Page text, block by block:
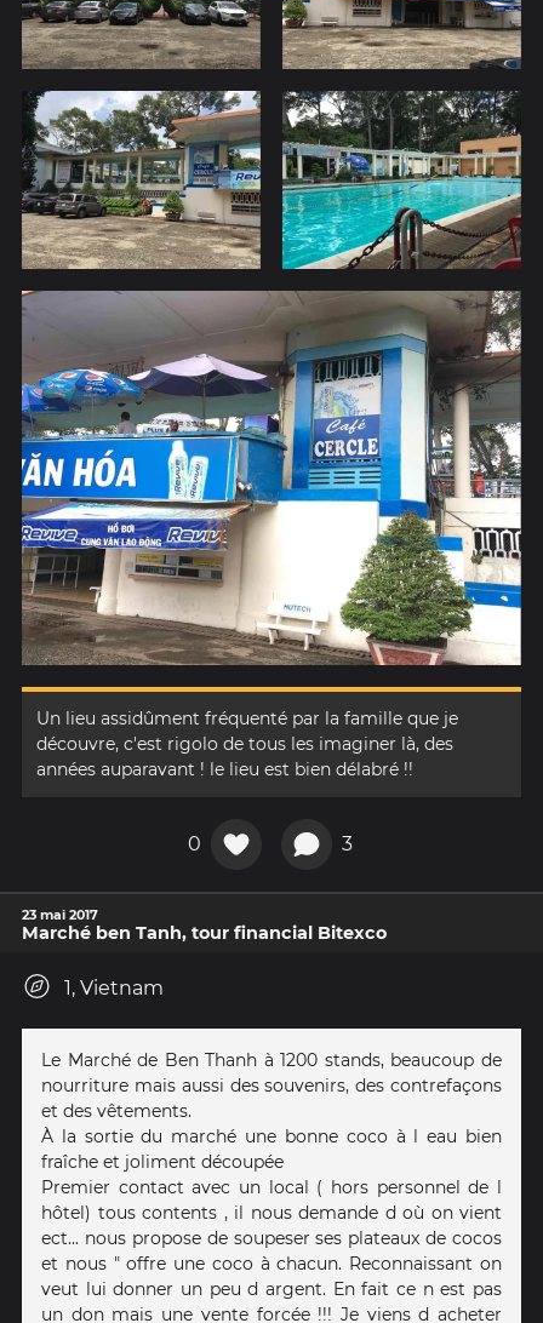
Un lieu assidûment fréquenté par la famille que je
découvre, c'est rigolo de tous les imaginer là, des
années auparavant ! le lieu est bien délabré !!
0 3
23 mai 2017
Marché ben Tanh, tour financial Bitexco
1, Vietnam
Le Marché de Ben Thanh à 1200 stands, beaucoup de
nourriture mais aussi des souvenirs, des contrefaçons
et des vêtements.
À la sortie du marché une bonne coco à l eau bien
fraîche et joliment découpée
Premier contact avec un local ( hors personnel de l
hôtel) tous contents , il nous demande d où on vient
ect... nous propose de soupeser ses plateaux de cocos
et nous " offre une coco à chacun. Reconnaissant on
veut lui donner un peu d argent. En fait ce n est pas
un don mais une vente forcée !!! Je viens d acheter